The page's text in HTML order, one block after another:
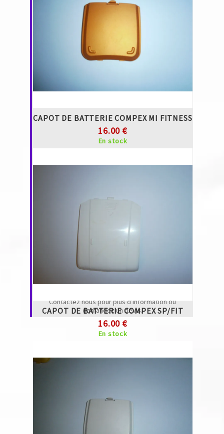
Attention ! malgré toutes les précautions
que nous prenons dans le traitement et le
stockage de nos pièces détachées,
micros rayures, liées au stockage et
Contactez nous pour plus d'information ou
demandez un devis.
CAPOT DE BATTERIE COMPEX MI FITNESS
16.00 €
En stock
CAPOT DE BATTERIE COMPEX SP/FIT
16.00 €
En stock